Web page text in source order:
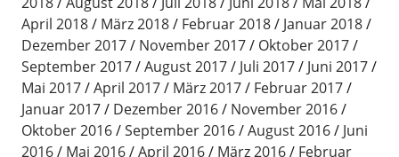
April 2018
März 2018 Februar 2018
Januar 2018
Dezember 2017
November 2017
Oktober 2017
September 2017
August 2017 Juli 2017
Juni 2017
Mai 2017
April 2017 März 2017
Februar 2017
Januar 2017
Dezember 2016
November 2016
Oktober 2016
September 2016 August 2016
Juni
2016
Mai 2016 April 2016 März 2016
Februar